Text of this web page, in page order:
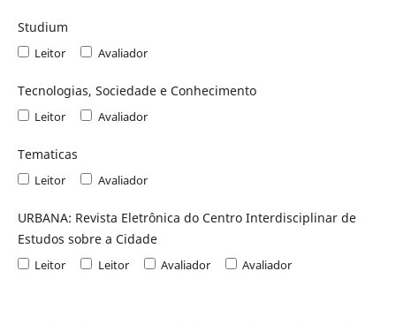
Studium
Leitor Avaliador
Tecnologias, Sociedade e Conhecimento
Leitor Avaliador
Tematicas
Leitor Avaliador
URBANA: Revista Eletrônica do Centro Interdisciplinar de
Estudos sobre a Cidade
Leitor Leitor Avaliador Avaliador